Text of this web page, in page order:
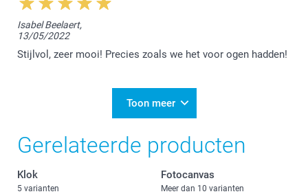
Hartelijke groet!
Nathalie @smartphoto
Isabel Beelaert,
13/05/2022
Stijlvol, zeer mooi! Precies zoals we het voor ogen hadden!
Toon meer
Gerelateerde producten
Klok
5 varianten
Fotocanvas
Meer dan 10 varianten